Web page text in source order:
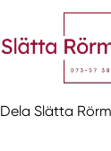
Dela Slätta